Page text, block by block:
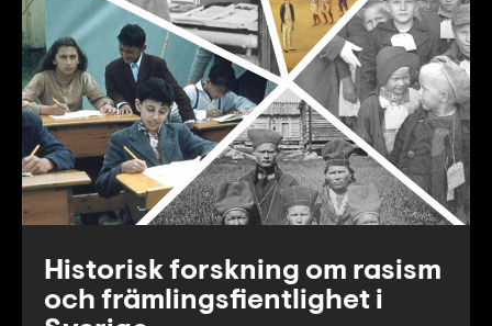
Historisk forskning om rasism
och främlingsfientlighet i